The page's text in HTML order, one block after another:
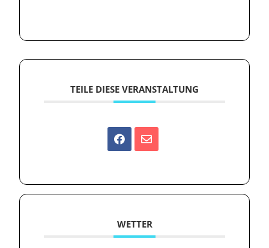
TEILE DIESE VERANSTALTUNG
WETTER